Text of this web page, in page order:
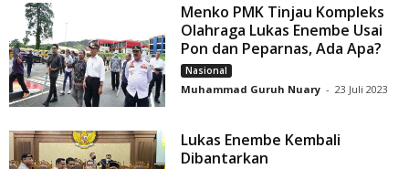
Menko PMK Tinjau Kompleks
Olahraga Lukas Enembe Usai
Pon dan Peparnas, Ada Apa?
Nasional
Muhammad Guruh Nuary - 23 Juli 2023
Lukas Enembe Kembali
Dibantarkan